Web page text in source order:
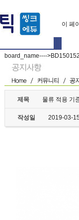
이 페
board_name----
제목 물류 적용 기
작성일 2019-03-